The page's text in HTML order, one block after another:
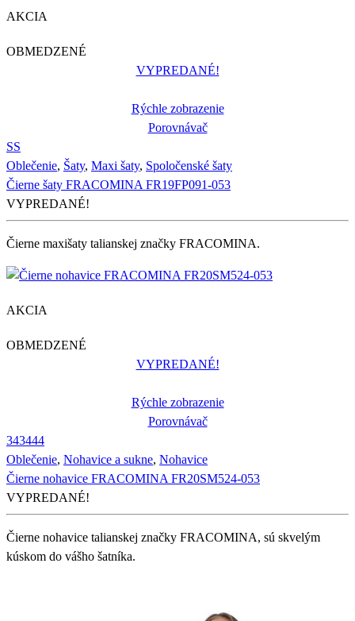
AKCIA
OBMEDZENÉ
VYPREDANÉ!
Rýchle zobrazenie
Porovnávač
SS
Oblečenie, Šaty, Maxi šaty, Spoločenské šaty
Čierne šaty FRACOMINA FR19FP091-053
VYPREDANÉ!
Čierne maxišaty talianskej značky FRACOMINA.
AKCIA
OBMEDZENÉ
VYPREDANÉ!
Rýchle zobrazenie
Porovnávač
343444
Oblečenie, Nohavice a sukne, Nohavice
Čierne nohavice FRACOMINA FR20SM524-053
VYPREDANÉ!
Čierne nohavice talianskej značky FRACOMINA, sú skvelým
kúskom do vášho šatníka.